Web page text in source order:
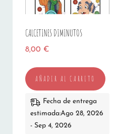
CALCETINES DIMINUTOS
8,00 €
AÑADIR AL CARRITO
Fecha de entrega
estimada:Ago 28, 2026
- Sep 4, 2026